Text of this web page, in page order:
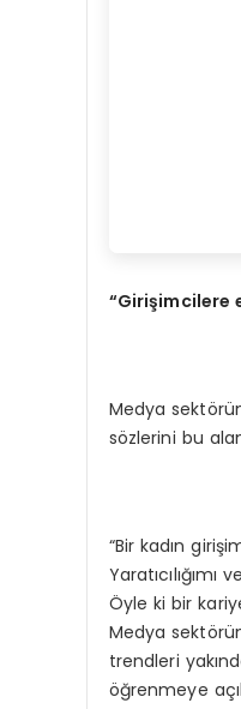
“Girişimcilere
Medya
sözlerini bu
“Bir kadın
Öyle ki bir
Medya
trendleri
öğrenmeye